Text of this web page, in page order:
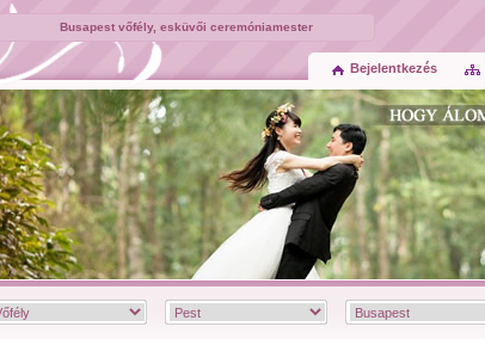
Busapest vőfély, esküvői ceremóniamester
Bejelentkezés